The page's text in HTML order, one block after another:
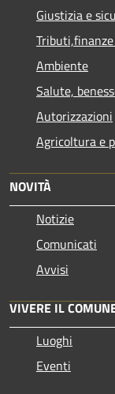
Giustizia e
Ambiente
Salute,
Autorizzazioni
Agricoltura e
NOVITÀ
Notizie
Comunicati
Avvisi
VIVERE IL
Luoghi
Eventi